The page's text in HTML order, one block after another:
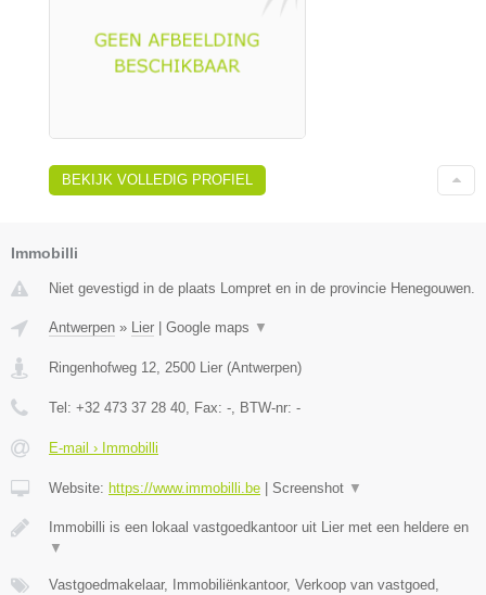
BEKIJK VOLLEDIG PROFIEL
Immobilli
Niet gevestigd in de plaats Lompret en in de provincie Henegouwen.
Antwerpen » Lier Google maps ▼
Ringenhofweg 12, 2500 Lier (Antwerpen)
Tel: +32 473 37 28 40, Fax: -, BTW-nr: -
E-mail › Immobilli
Website: https://www.immobilli.be Screenshot ▼
Immobilli is een lokaal vastgoedkantoor uit Lier met een heldere en
▼
Vastgoedmakelaar, Immobiliënkantoor, Verkoop van vastgoed,